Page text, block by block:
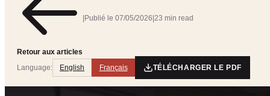
Retour aux articles
Publié le 07/05/2026 23 min read
Language: English Français TÉLÉCHARGER LE PDF